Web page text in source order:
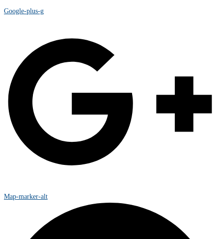
Google-plus-g
Map-marker-alt